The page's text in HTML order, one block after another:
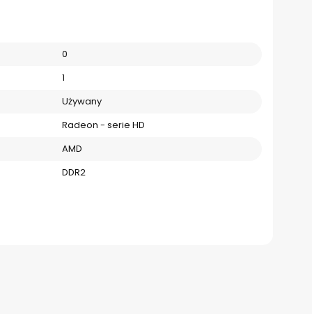
0
1
Używany
Radeon - serie HD
AMD
DDR2